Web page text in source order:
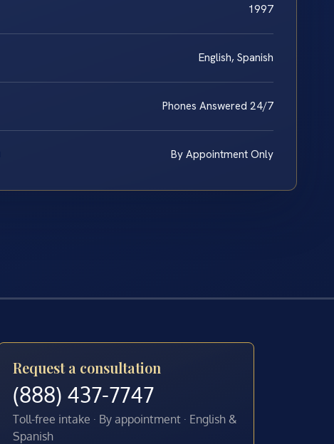
1997
English, Spanish
Phones Answered 24/7
By Appointment Only
Request a consultation
(888) 437-7747
Toll-free intake · By appointment · English &
Spanish